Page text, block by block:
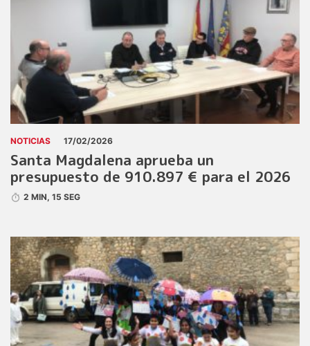
NOTICIAS 17/02/2026
Santa Magdalena aprueba un
presupuesto de 910.897 € para el 2026
2 MIN, 15 SEG